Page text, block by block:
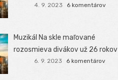
4. 9. 2023 6 komentárov
Muzikál Na skle maľované
rozosmieva divákov už 26 rokov
6. 9. 2023 6 komentárov